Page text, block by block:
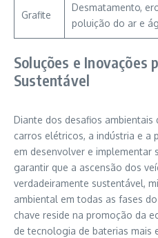
Grafite
Desmatamento,
poluição do ar e
Soluções e Inovações
Sustentável
Diante dos desafios ambientais
carros elétricos, a indústria e a
em desenvolver e implementar
garantir que a ascensão dos
verdadeiramente sustentável,
ambiental em todas as fases
chave reside na promoção da
de tecnologia de baterias mais